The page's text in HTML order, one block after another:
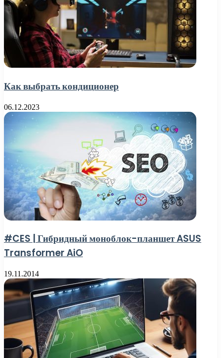
Как выбрать кондиционер
06.12.2023
#CES | Гибридный моноблок-планшет ASUS
Transformer AiO
19.11.2014